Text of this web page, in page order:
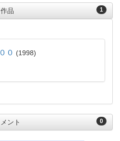
1
作品
０ 1998
0
ント